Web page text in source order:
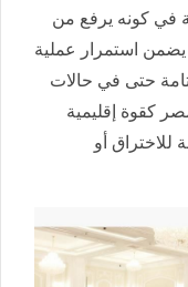
في كونه يرفع من
يضمن استمرار عملية
تامة حتى في حالات
كقوة إقليمية
للاختراق أو